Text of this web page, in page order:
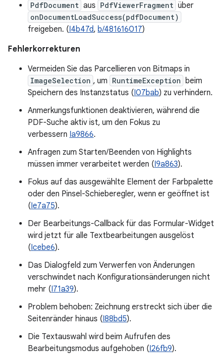
PdfDocument aus PdfViewerFragment über
onDocumentLoadSuccess(pdfDocument)
freigeben. (I4b47d, b/481616017)
Fehlerkorrekturen
Vermeiden Sie das Parcellieren von Bitmaps in
ImageSelection , um RuntimeException beim
Speichern des Instanzstatus (I07bab) zu verhindern.
Anmerkungsfunktionen deaktivieren, während die
PDF-Suche aktiv ist, um den Fokus zu
verbessern Ia9866.
Anfragen zum Starten/Beenden von Highlights
müssen immer verarbeitet werden (I9a863).
Fokus auf das ausgewählte Element der Farbpalette
oder den Pinsel-Schieberegler, wenn er geöffnet ist
(Ie7a75).
Der Bearbeitungs-Callback für das Formular-Widget
wird jetzt für alle Textbearbeitungen ausgelöst
(Icebe6).
Das Dialogfeld zum Verwerfen von Änderungen
verschwindet nach Konfigurationsänderungen nicht
mehr (I71a39).
Problem behoben: Zeichnung erstreckt sich über die
Seitenränder hinaus (I88bd5).
Die Textauswahl wird beim Aufrufen des
Bearbeitungsmodus aufgehoben (I26fb9).